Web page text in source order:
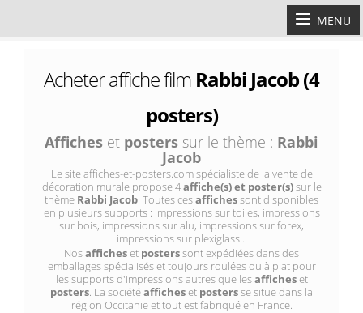
MENU
Acheter affiche film Rabbi Jacob (4
posters)
Affiches et posters sur le thème : Rabbi
Jacob
Le site affiches-et-posters.com spécialiste de la vente de
décoration murale propose 4affiche(s) et poster(s)sur le
thème Rabbi Jacob. Toutes cesaffichessont disponibles
en plusieurs supports : impressions sur toiles, impressions
sur bois, impressions sur alu, impressions sur forex,
impressions sur plexiglass...
Nosafficheset posterssont expédiées dans des
emballages spécialisés et toujours roulées ou à plat pour
les supports d'impressions autres que lesafficheset
posters. La sociétéafficheset postersse situe dans la
région Occitanie et tout est fabriqué en France.